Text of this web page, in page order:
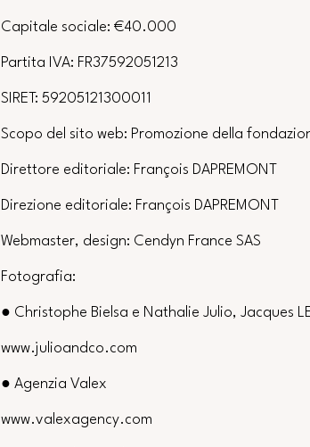
Capitale sociale: €40.000
Partita IVA: FR37592051213
SIRET: 59205121300011
Scopo del sito web: Promozione della
Direttore editoriale: François DAPREMONT
Direzione editoriale: François DAPREMONT
Webmaster, design: Cendyn France SAS
Fotografia:
● Christophe Bielsa e Nathalie Julio, Jacques
www.julioandco.com
● Agenzia Valex
www.valexagency.com